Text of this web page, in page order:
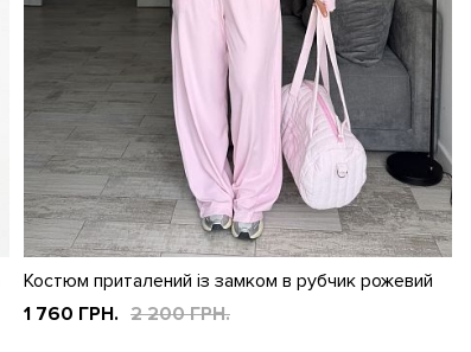
Костюм приталений із замком в рубчик рожевий
1 760 ГРН. 2 200 ГРН.